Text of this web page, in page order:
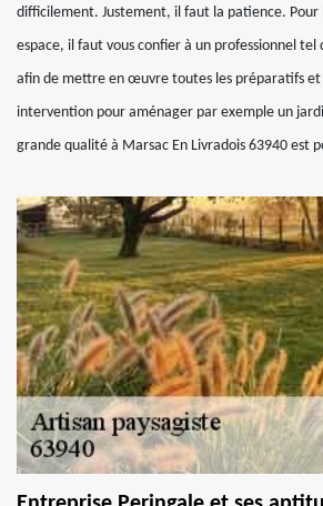
difficilement. Justement, il faut la patience.
espace, il faut vous confier à un professionnel tel
afin de mettre en œuvre toutes les préparatifs et
intervention pour aménager par exemple un
grande qualité à Marsac En Livradois 63940 est